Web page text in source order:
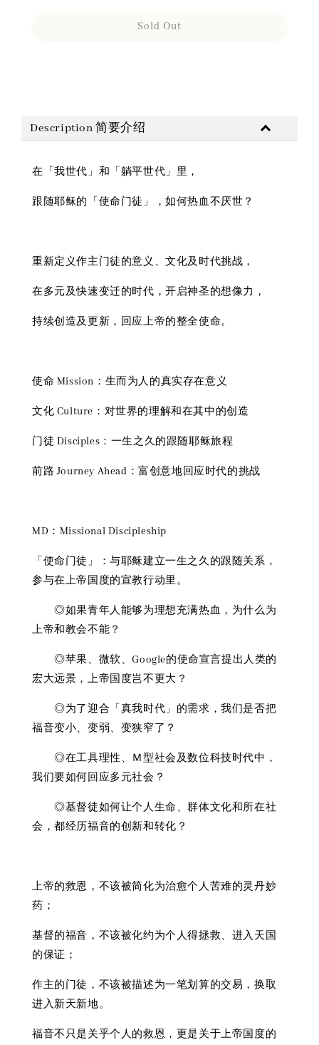
Sold Out
Description 简要介绍
在「我世代」和「躺平世代」里，
跟随耶稣的「使命门徒」，如何热血不厌世？
重新定义作主门徒的意义、文化及时代挑战，
在多元及快速变迁的时代，开启神圣的想像力，
持续创造及更新，回应上帝的整全使命。
使命 Mission：生而为人的真实存在意义
文化 Culture：对世界的理解和在其中的创造
门徒 Disciples：一生之久的跟随耶稣旅程
前路 Journey Ahead：富创意地回应时代的挑战
MD：Missional Discipleship
「使命门徒」：与耶稣建立一生之久的跟随关系，
参与在上帝国度的宣教行动里。
◎如果青年人能够为理想充满热血，为什么为
上帝和教会不能？
◎苹果、微软、Google的使命宣言提出人类的
宏大远景，上帝国度岂不更大？
◎为了迎合「真我时代」的需求，我们是否把
福音变小、变弱、变狭窄了？
◎在工具理性、Ｍ型社会及数位科技时代中，
我们要如何回应多元社会？
◎基督徒如何让个人生命、群体文化和所在社
会，都经历福音的创新和转化？
上帝的救恩，不该被简化为治愈个人苦难的灵丹妙
药；
基督的福音，不该被化约为个人得拯救、进入天国
的保证；
作主的门徒，不该被描述为一笔划算的交易，换取
进入新天新地。
福音不只是关乎个人的救恩，更是关于上帝国度的